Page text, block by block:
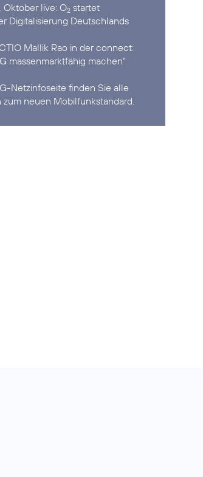
Oktober live: O2 startet
Digitalisierung Deutschlands
Mallik Rao in der connect:
massenmarktfähig machen“
Netzinfoseite finden Sie alle
zum neuen Mobilfunkstandard.